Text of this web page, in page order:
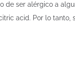
ser alérgico a
acid. Por lo tanto,